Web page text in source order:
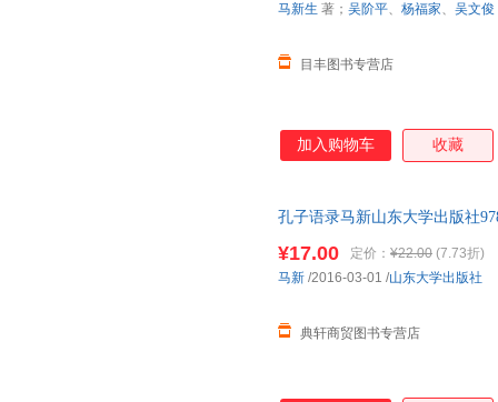
目丰图书专营店
马新生 著； 吴阶平、 杨福家、 吴文俊
加入购物车 收藏
孔子语录马新山东大学出版社
¥17.00 定价： ¥22.00 (7.73折)
典轩商贸图书专营店
马新 /2016-03-01 /山东大学出版社